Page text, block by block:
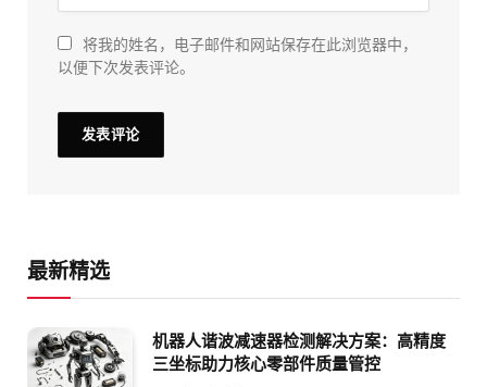
将我的姓名，电子邮件和网站保存在此浏览器中，
以便下次发表评论。
最新精选
机器人谐波减速器检测解决方案：高精度
三坐标助力核心零部件质量管控